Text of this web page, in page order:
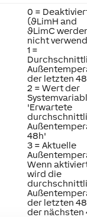
0 =
(ϑLimH and
ϑLimC
nicht
1 =
der letzten
2 = Wert der
'Erwartete
48h'
3 = Aktuelle
Wenn
wird die
der letzten
der nächsten